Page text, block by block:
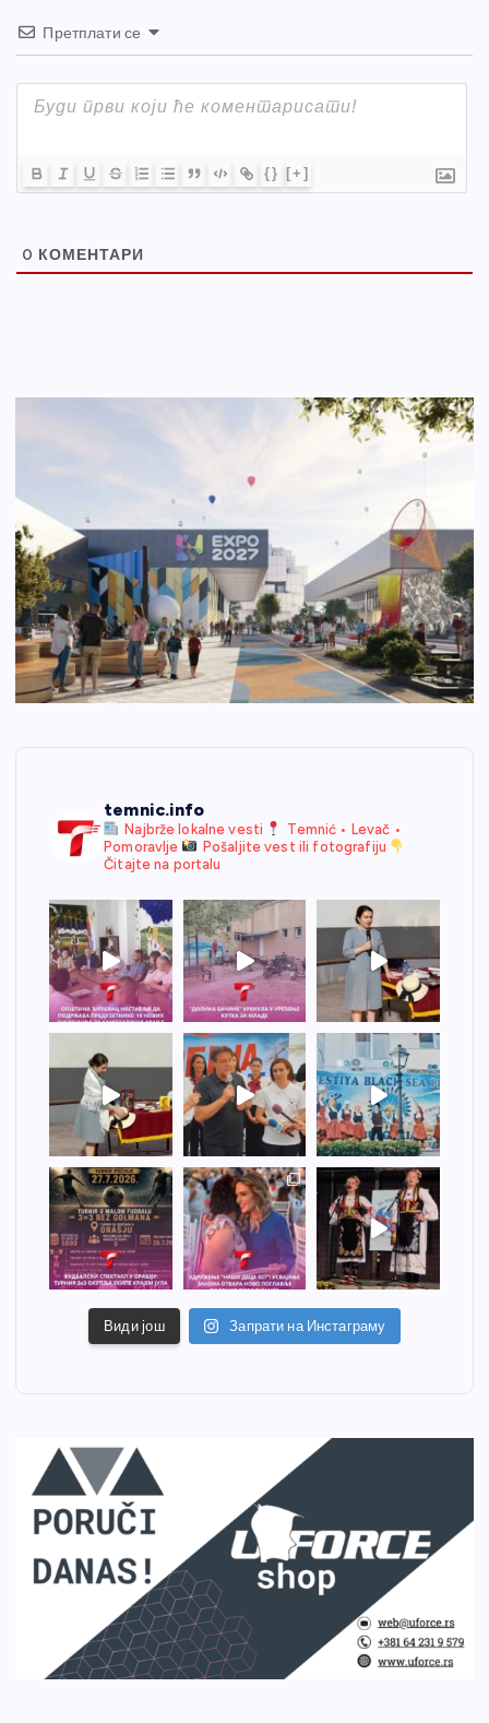
Претплати се
{} [+]
0 КОМЕНТАРИ
temnic.info
Najbrže lokalne vesti
Temnić • Levač •
Pomoravlje
Pošaljite vest ili fotografiju
Čitajte na portalu
Види још Запрати на Инстаграму